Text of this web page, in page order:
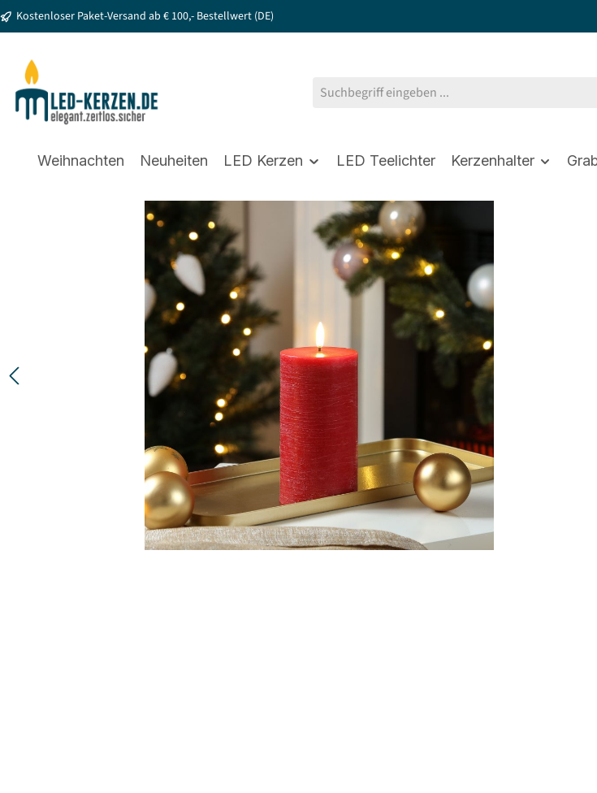
Zur Hauptnavigation springen
Kostenloser Paket-Versand ab € 100,- Bestellwert (DE)
Weihnachten Neuheiten LED Kerzen LED Teelichter Kerzenhalter
Bildergalerie überspringen